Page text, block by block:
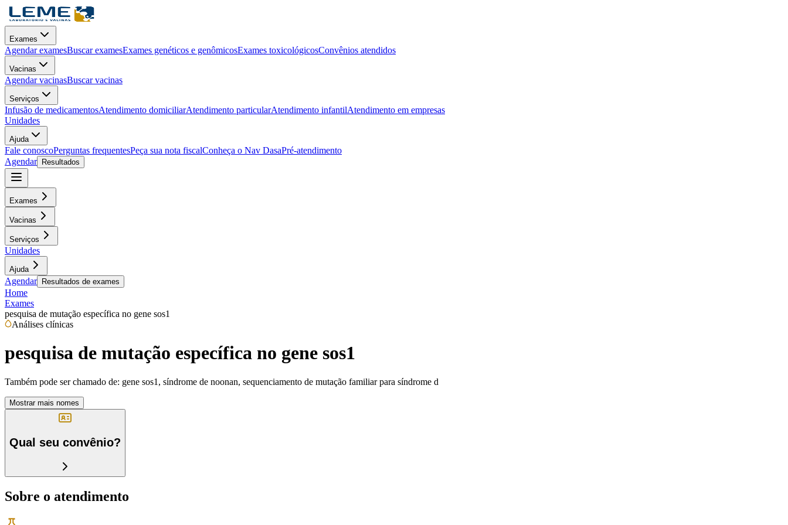
Exames
Agendar examesBuscar examesExames genéticos e genômicosExames toxicológicosConvênios atendidos
Vacinas
Agendar vacinasBuscar vacinas
Serviços
Infusão de medicamentosAtendimento domiciliarAtendimento particularAtendimento infantilAtendimento em empresas
Unidades
Ajuda
Fale conoscoPerguntas frequentesPeça sua nota fiscalConheça o Nav DasaPré-atendimento
Agendar
Resultados
Exames
Vacinas
Serviços
Unidades
Ajuda
Agendar Resultados de exames
Home
Exames
pesquisa de mutação específica no gene sos1
Análises clínicas
pesquisa de mutação específica no gene sos1
Também pode ser chamado de: gene sos1, síndrome de noonan, sequenciamento de mutação familiar para síndrome d
Mostrar mais nomes
Qual seu convênio?
Sobre o atendimento